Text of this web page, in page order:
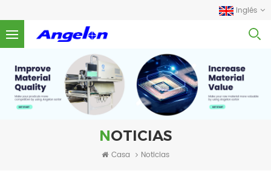
Inglés
NOTICIAS
Casa Noticias